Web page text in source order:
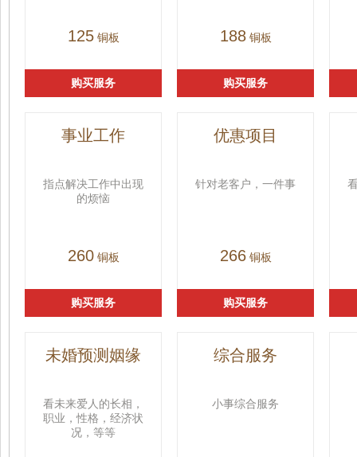
125铜板
购买服务
188铜板
购买服务
事业工作
指点解决工作中出现
的烦恼
260铜板
购买服务
优惠项目
针对老客户，一件事
266铜板
购买服务
未婚预测姻缘
看未来爱人的长相，
职业，性格，经济状
况，等等
综合服务
小事综合服务